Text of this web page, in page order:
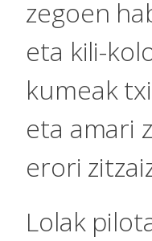
zegoen
eta kili-
kumeak
eta amari
erori
Lolak